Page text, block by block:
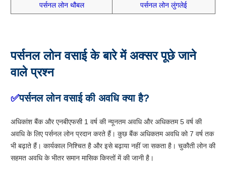
पर्सनल लोन थौबल पर्सनल लोन लुंगलेई
पर्सनल लोन वसाईके बारे में अक्सर पूछे जाने
वाले प्रश्न
✅पर्सनल लोन वसाई की अवधि क्या है?
अधिकांश बैंक और एनबीएफसी 1 वर्ष की न्यूनतम अवधि और अधिकतम 5 वर्ष की
अवधि के लिए पर्सनल लोन प्रदान करते हैं। कुछ बैंक अधिकतम अवधि को 7 वर्ष तक
भी बढ़ाते हैं। कार्यकाल निश्चित है और इसे बढ़ाया नहीं जा सकता है। चुकौती लोन की
सहमत अवधि के भीतर समान मासिक किस्तों में की जानी है।